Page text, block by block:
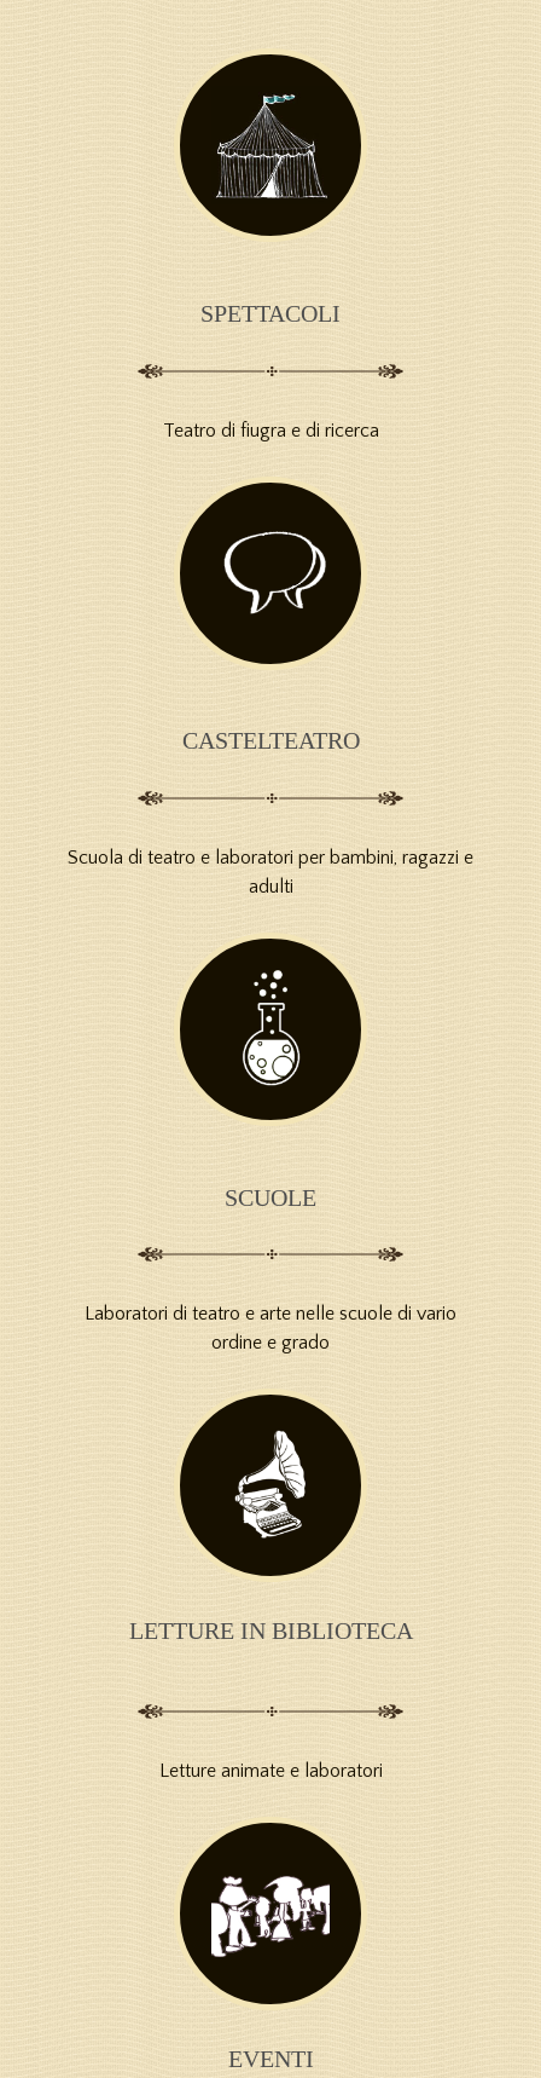
SPETTACOLI
Teatro di fiugra e di ricerca
CASTELTEATRO
Scuola di teatro e laboratori per bambini, ragazzi e
adulti
SCUOLE
Laboratori di teatro e arte nelle scuole di vario
ordine e grado
LETTURE IN BIBLIOTECA
Letture animate e laboratori
EVENTI